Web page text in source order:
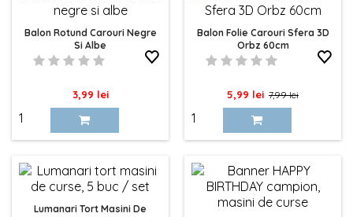
Balon Rotund Carouri Negre
Si Albe
Pret
3,99 lei
Balon Folie Carouri Sfera 3D
Orbz 60cm
Pret
5,99 lei Pret
baza
7,99 lei
Lumanari Tort Masini De